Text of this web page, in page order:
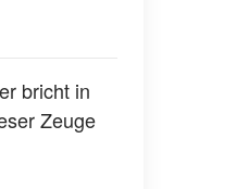
bricht in
Zeuge